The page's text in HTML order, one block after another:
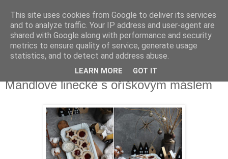
Delicious blog
Lucie
neděle 15. prosince 2019
Mandlové linecké s oříškovým máslem
This site uses cookies from Google to deliver its services
and to analyze traffic. Your IP address and user-agent are
shared with Google along with performance and security
metrics to ensure quality of service, generate usage
statistics, and to detect and address abuse.
LEARN MORE GOT IT